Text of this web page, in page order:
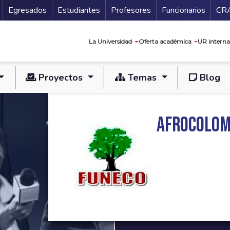
Secundario
Egresados Estudiantes Profesores Funcionarios
La Universidad Oferta académica UR
Proyectos Temas Blog